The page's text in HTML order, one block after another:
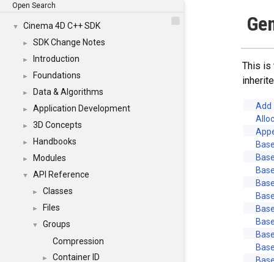
Open Search
▼ Cinema 4D C++ SDK
► SDK Change Notes
► Introduction
► Foundations
► Data & Algorithms
► Application Development
► 3D Concepts
► Handbooks
► Modules
▼ API Reference
► Classes
► Files
▼
Groups
Compression
► Container ID
This
Add